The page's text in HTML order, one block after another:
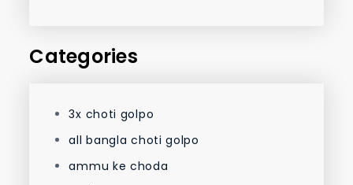
Categories
3x choti golpo
all bangla choti golpo
ammu ke choda